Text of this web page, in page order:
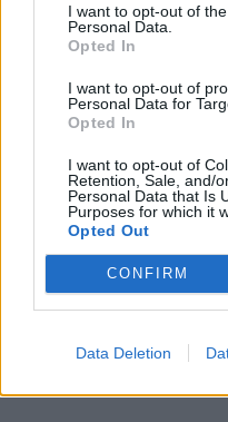
I want to opt-out of
Personal Data.
Opted In
I want to opt-out of
Personal Data for
Opted In
I want to opt-out of
Retention, Sale, and/
Personal Data that Is
Purposes for which it
Opted Out
CONFIRM
Data Deletion